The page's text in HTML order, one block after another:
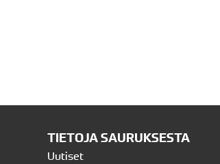
TIETOJA SAURUKSESTA
Uutiset